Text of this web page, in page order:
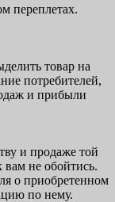
переплетах.
товар на
потребителей,
и прибыли
и продаже той
вам не обойтись.
о приобретенном
по нему.